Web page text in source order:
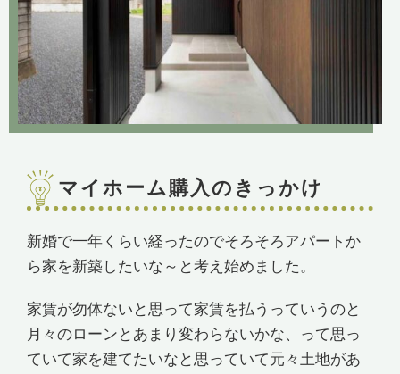
マイホーム購入のきっかけ
新婚で一年くらい経ったのでそろそろアパートか
ら家を新築したいな～と考え始めました。
家賃が勿体ないと思って家賃を払うっていうのと
月々のローンとあまり変わらないかな、って思っ
ていて家を建てたいなと思っていて元々土地があ